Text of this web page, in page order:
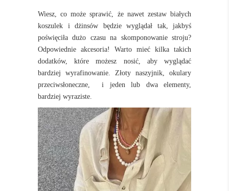
Wiesz, co może sprawić, że nawet zestaw białych
koszulek i dżinsów będzie wyglądał tak, jakbyś
poświęciła dużo czasu na skomponowanie stroju?
Odpowiednie akcesoria! Warto mieć kilka takich
dodatków, które możesz nosić, aby wyglądać
bardziej wyrafinowanie. Złoty naszyjnik, okulary
przeciwsłoneczne, i jeden lub dwa elementy,
bardziej wyraziste.